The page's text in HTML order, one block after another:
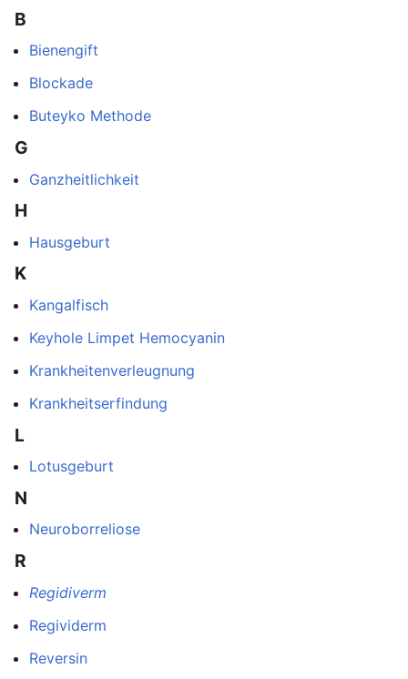
B
Bienengift
Blockade
Buteyko Methode
G
Ganzheitlichkeit
H
Hausgeburt
K
Kangalfisch
Keyhole Limpet Hemocyanin
Krankheitenverleugnung
Krankheitserfindung
L
Lotusgeburt
N
Neuroborreliose
R
Regidiverm
Regividerm
Reversin